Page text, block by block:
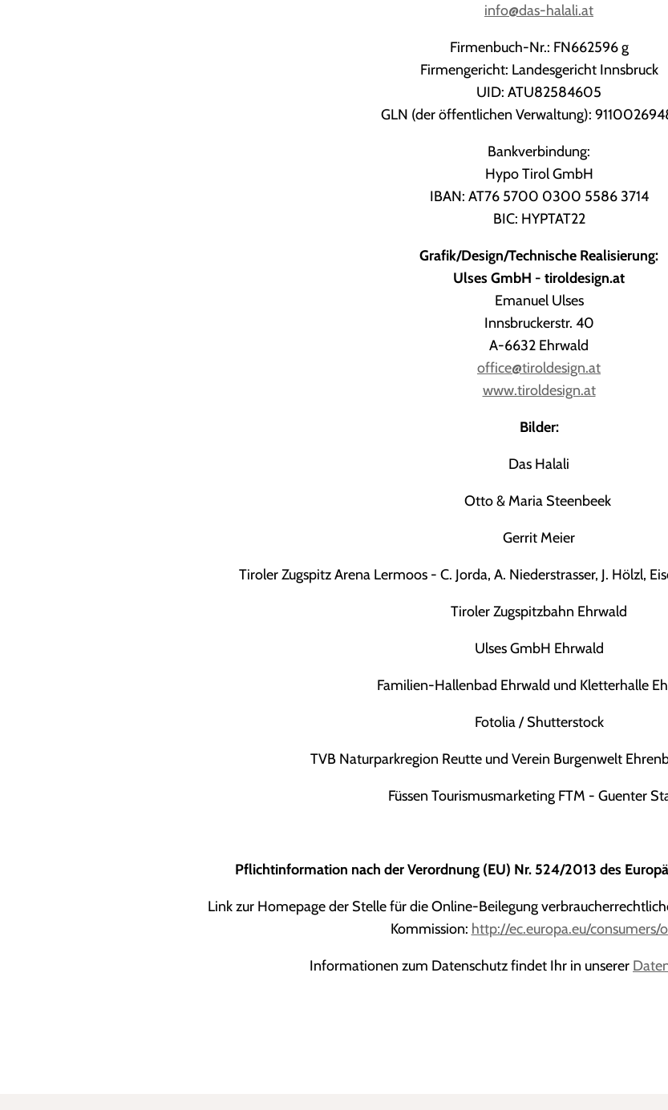
info@das-halali.at
Firmenbuch-Nr.: FN662596 g
Firmengericht: Landesgericht Innsbruck
UID: ATU82584605
GLN (der öffentlichen Verwaltung):
Bankverbindung:
Hypo Tirol GmbH
IBAN: AT76 5700 0300 5586 3714
BIC: HYPTAT22
Grafik/Design/Technische Realisierung:
Ulses GmbH - tiroldesign.at
Emanuel Ulses
Innsbruckerstr. 40
A-6632 Ehrwald
office@tiroldesign.at
www.tiroldesign.at
Bilder:
Das Halali
Otto & Maria Steenbeek
Gerrit Meier
Tiroler Zugspitz Arena Lermoos - C. Jorda, A. Niederstrasser, J. Hölzl,
Tiroler Zugspitzbahn Ehrwald
Ulses GmbH Ehrwald
Familien-Hallenbad Ehrwald und Kletterhalle
Fotolia / Shutterstock
TVB Naturparkregion Reutte und Verein Burgenwelt
Füssen Tourismusmarketing FTM - Guenter
Pflichtinformation nach der Verordnung (EU) Nr.524/2013 des
Link zur Homepage der Stelle für die Online-Beilegung
Kommission: http://ec.europa.eu/consumers/
Informationen zum Datenschutz findet Ihr in unserer